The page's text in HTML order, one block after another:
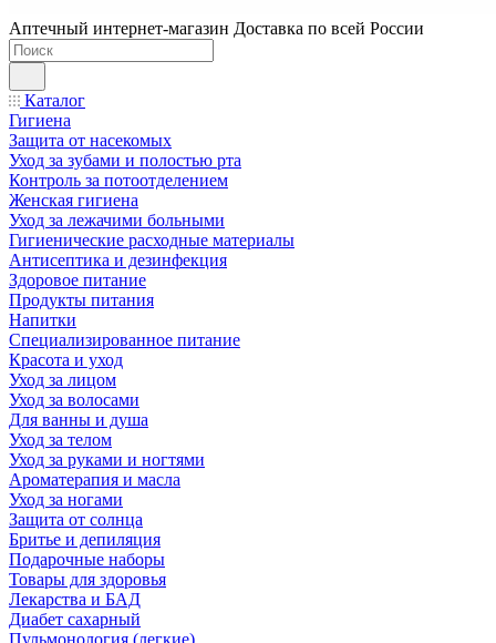
Аптечный интернет-магазин Доставка по всей России
Каталог
Гигиена
Защита от насекомых
Уход за зубами и полостью рта
Контроль за потоотделением
Женская гигиена
Уход за лежачими больными
Гигиенические расходные материалы
Антисептика и дезинфекция
Здоровое питание
Продукты питания
Напитки
Специализированное питание
Красота и уход
Уход за лицом
Уход за волосами
Для ванны и душа
Уход за телом
Уход за руками и ногтями
Ароматерапия и масла
Уход за ногами
Защита от солнца
Бритье и депиляция
Подарочные наборы
Товары для здоровья
Лекарства и БАД
Диабет сахарный
Пульмонология (легкие)